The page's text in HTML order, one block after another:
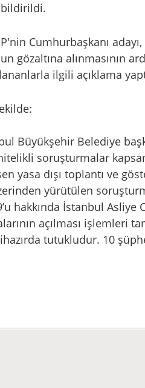
bildirildi.
Cumhurbaşkanı
gözaltına alınmasının
ilgili açıklama
Büyükşehir Belediye
soruşturmalar
yasa dışı toplantı ve
yürütülen
hakkında İstanbul Asliye
açılması işlemleri
tutukludur. 10